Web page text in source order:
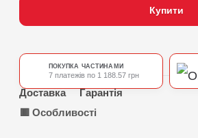
Купити
ПОКУПКА ЧАСТИНАМИ
7 платежів по 1 188.57 грн
Доставка
Гарантія
🟥 Особливості